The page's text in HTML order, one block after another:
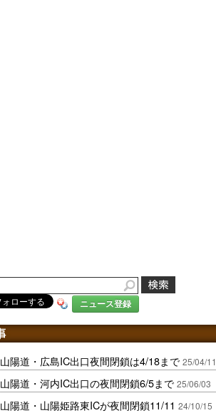
ニュース登録
山陽道・広島IC出口夜間閉鎖は4/18まで 25/04/11
山陽道・河内IC出口の夜間閉鎖6/5まで 25/06/03
山陽道・山陽姫路東ICが夜間閉鎖11/11 24/10/15